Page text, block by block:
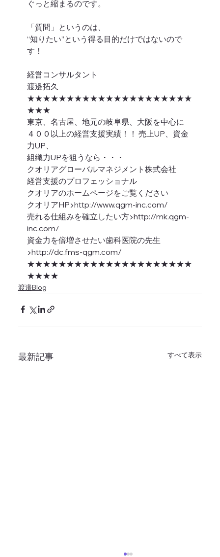
ぐっと縮まるのです。
「質問」というのは、
“知りたい”という得る目的だけではないので
す！
経営コンサルタント
渡邉拓久
★★★★★★★★★★★★★★★★★★★★★
★★★
東京、名古屋、地元の岐阜県、大阪を中心に
４００以上の経営支援実績！！ 売上UP、資金
力UP、
組織力UPを狙うなら・・・
クオリアグローバルマネジメント株式会社
経営支援のプロフェッショナル
クオリアのホームページをご覧ください
クオリアHP▶︎http://www.qgm-inc.com/
売れる仕組みを確立したい方▶︎http://mk.qgm-
inc.com/
資金力を倍増させたい歯科医院の先生
▶︎http://dc.fms-qgm.com/
★★★★★★★★★★★★★★★★★★★★★
★★★★
渡邉Blog
最新記事 すべて表示